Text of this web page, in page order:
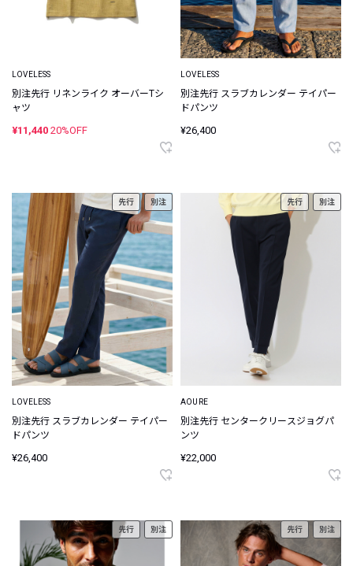
LOVELESS
別注先行 リネンライク オーバーTシ
ャツ
¥11,440 20%OFF
LOVELESS
別注先行 スラブカレンダー テイパー
ドパンツ
¥26,400
先行 別注
LOVELESS
別注先行 スラブカレンダー テイパー
ドパンツ
¥26,400
先行 別注
AOURE
別注先行 センタークリースジョグパ
ンツ
¥22,000
先行 別注 先行 別注